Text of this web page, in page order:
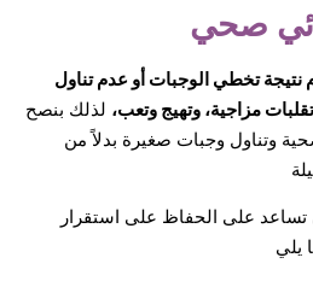
صحي
تخطي الوجبات أو عدم تناول
مزاجية، وتهيج وتعب، لذلك بنصح
وتناول وجبات صغيرة بدلاً من
تساعد على الحفاظ على استقرار